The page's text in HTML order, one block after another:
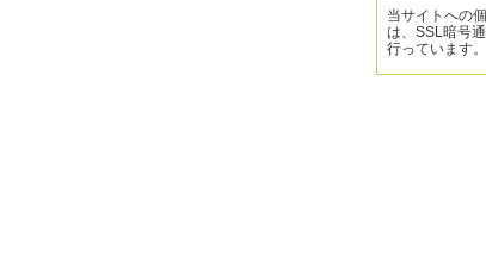
当サイトへの
は、SSL暗号
行っています。